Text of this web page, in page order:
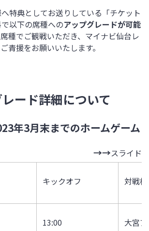
特典としてお送りしている「チケット
以下の席種へのアップグレードが可能
種でご観戦いただき、マイナビ仙台レ
青援をお願いいたします。
ード詳細について
年3月末までのホームゲーム
スライド
キックオフ 対戦
13:00 大宮